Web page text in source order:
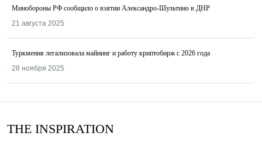
Минобороны РФ сообщило о взятии Александро-Шультино в ДНР
21 августа 2025
Туркмения легализовала майнинг и работу криптобирж с 2026 года
28 ноября 2025
THE INSPIRATION